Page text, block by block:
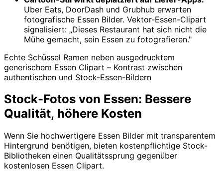
Uber Eats, DoorDash und Grubhub erwarten
fotografische Essen Bilder. Vektor-Essen-Clipart
signalisiert: „Dieses Restaurant hat sich nicht die
Mühe gemacht, sein Essen zu fotografieren."
Echte Schüssel Ramen neben ausgedrucktem
generischem Essen Clipart – Kontrast zwischen
authentischen und Stock-Essen-Bildern
Stock-Fotos von Essen: Bessere
Qualität, höhere Kosten
Wenn Sie hochwertigere Essen Bilder mit transparentem
Hintergrund benötigen, bieten kostenpflichtige Stock-
Bibliotheken einen Qualitätssprung gegenüber
kostenlosen Essen Clipart.